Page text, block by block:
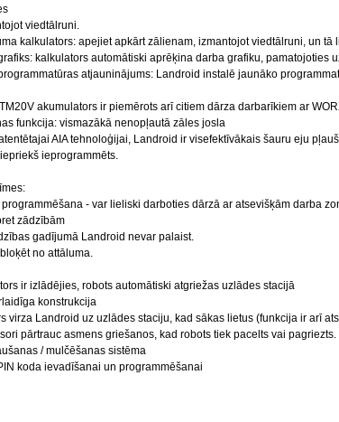
viedtālruni.
kalkulators: apejiet apkārt zālienam, izmantojot viedtālruni, un tā
kalkulators automātiski aprēķina darba grafiku,
atjauninājums: Landroid instalē jaunāko
akumulators ir piemērots arī citiem dārza darbarīkiem ar
funkcija: vismazākā nenopļautā zāles josla
AIA tehnoloģijai, Landroid ir visefektīvākais šauru eju
ieprogrammēts.
- var lieliski darboties dārzā ar atsevišķām darba
zādzībām
gadījumā Landroid nevar palaist.
no attāluma.
ir izlādējies, robots automātiski atgriežas uzlādes stacijā
konstrukcija
virza Landroid uz uzlādes staciju, kad sākas lietus (funkcija ir arī
pārtrauc asmens griešanos, kad robots tiek pacelts vai pagriezts.
/ mulčēšanas sistēma
koda ievadīšanai un programmēšanai